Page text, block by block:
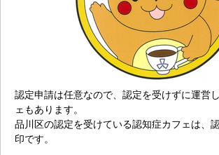
認定申請は任意なので、認定を受けずに運営
ェもあります。
品川区の認定を受けている認知症カフェは、
印です。